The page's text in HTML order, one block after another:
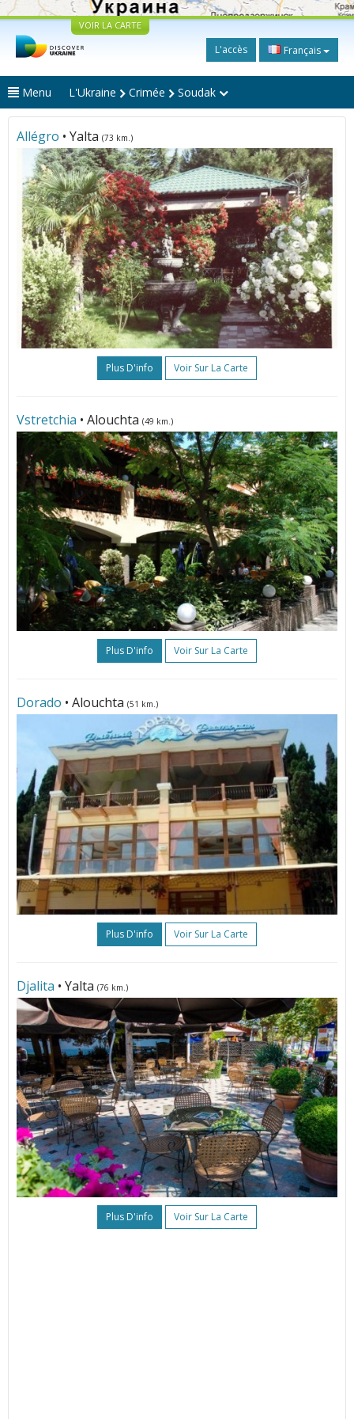
VOIR LA CARTE
L'accès Français
Menu L'Ukraine Crimée Soudak
Allégro • Yalta (73 km.)
Plus D'info Voir Sur La Carte
Vstretchia • Alouchta (49 km.)
Plus D'info Voir Sur La Carte
Dorado • Alouchta (51 km.)
Plus D'info Voir Sur La Carte
Djalita • Yalta (76 km.)
Plus D'info Voir Sur La Carte